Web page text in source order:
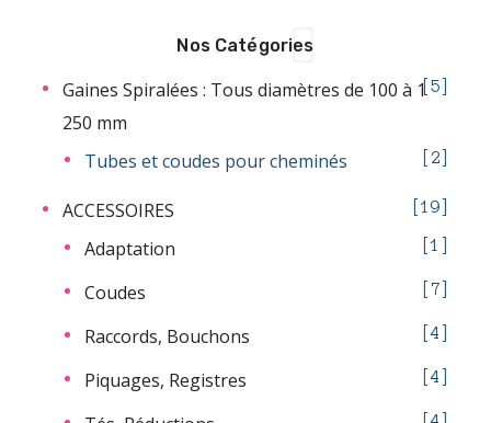
Nos Catégories
Gaines Spiralées : Tous diamètres de 100 à 1
250 mm
5
Tubes et coudes pour cheminés 2
ACCESSOIRES 19
Adaptation 1
Coudes 7
Raccords, Bouchons 4
Piquages, Registres 4